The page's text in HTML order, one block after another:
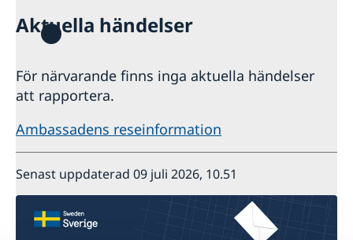
Aktuella händelser
För närvarande finns inga aktuella händelser
att rapportera.
Ambassadens reseinformation
Senast uppdaterad 09 juli 2026, 10.51